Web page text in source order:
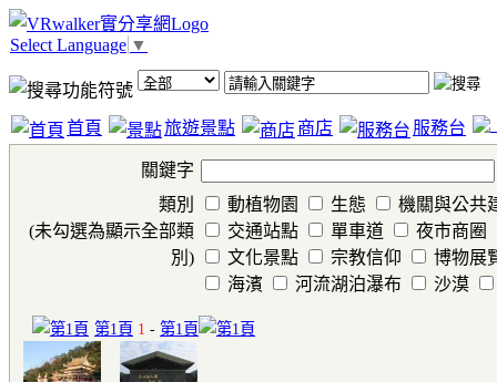
Select Language ▼
首頁 旅遊景點 商店 服務台
關鍵字
類別
(未勾選為顯示全部類
別)
動植物園 生態
機關與公共
交通站點
單車道
夜市商圈
文化景點
宗教信仰
博物展
海濱
河流湖泊瀑布 沙漠
第1頁 1 - 第1頁